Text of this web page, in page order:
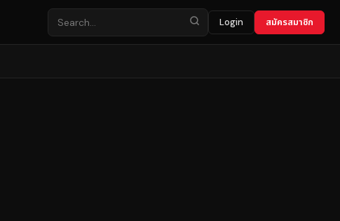
Login สมัครสมาชิก